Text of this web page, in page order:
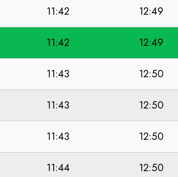
11:42 12:49
11:42 12:49
11:43 12:50
11:43 12:50
11:43 12:50
11:44 12:50